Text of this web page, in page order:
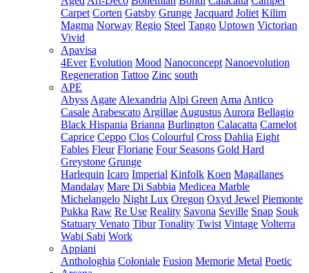
Carpet Corten Gatsby Grunge Jacquard Joliet Kilim
Magma Norway Regio Steel Tango Uptown Victorian
Vivid
Apavisa
4Ever Evolution Mood Nanoconcept Nanoevolution
Regeneration Tattoo Zinc south
APE
Abyss Agate Alexandria Alpi Green Ama Antico
Casale Arabescato Argillae Augustus Aurora Bellagio
Black Hispania Brianna Burlington Calacatta Camelot
Caprice Ceppo Clos Colourful Cross Dahlia Eight
Fables Fleur Floriane Four Seasons Gold Hard
Greystone Grunge
Harlequin Icaro Imperial Kinfolk Koen Magallanes
Mandalay Mare Di Sabbia Medicea Marble
Michelangelo Night Lux Oregon Oxyd Jewel Piemonte
Pukka Raw Re Use Reality Savona Seville Snap Souk
Statuary Venato Tibur Tonality Twist Vintage Volterra
Wabi Sabi Work
Appiani
Anthologhia Coloniale Fusion Memorie Metal Poetic